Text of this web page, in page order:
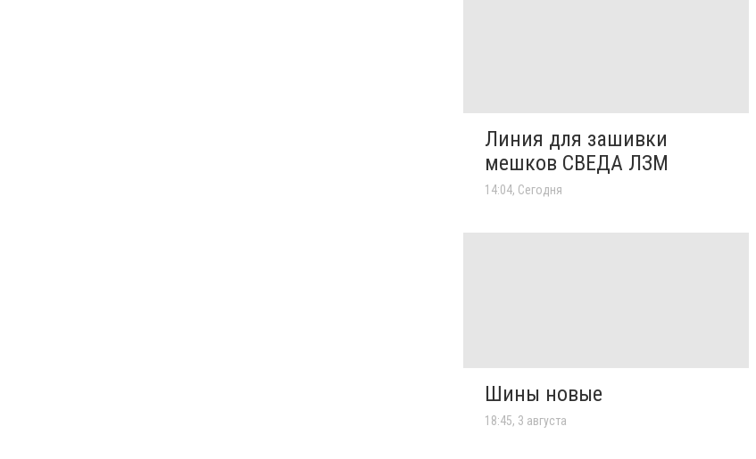
Линия для зашивки
мешков СВЕДА ЛЗМ
14:04, Сегодня
Шины новые
18:45, 3 августа